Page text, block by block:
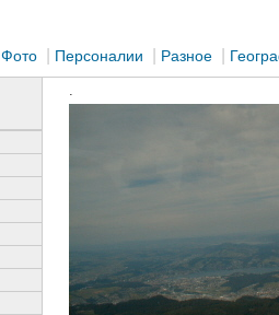
Фото Персоналии Разное
.